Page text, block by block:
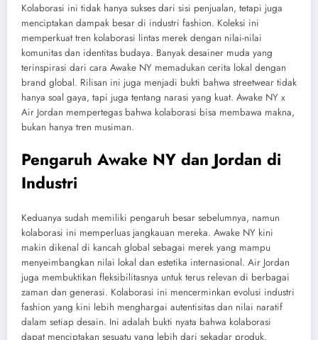
Kolaborasi ini tidak hanya sukses dari sisi penjualan, tetapi juga
menciptakan dampak besar di industri fashion. Koleksi ini
memperkuat tren kolaborasi lintas merek dengan nilai-nilai
komunitas dan identitas budaya. Banyak desainer muda yang
terinspirasi dari cara Awake NY memadukan cerita lokal dengan
brand global. Rilisan ini juga menjadi bukti bahwa streetwear tidak
hanya soal gaya, tapi juga tentang narasi yang kuat. Awake NY x
Air Jordan mempertegas bahwa kolaborasi bisa membawa makna,
bukan hanya tren musiman.
Pengaruh Awake NY dan Jordan di
Industri
Keduanya sudah memiliki pengaruh besar sebelumnya, namun
kolaborasi ini memperluas jangkauan mereka. Awake NY kini
makin dikenal di kancah global sebagai merek yang mampu
menyeimbangkan nilai lokal dan estetika internasional. Air Jordan
juga membuktikan fleksibilitasnya untuk terus relevan di berbagai
zaman dan generasi. Kolaborasi ini mencerminkan evolusi industri
fashion yang kini lebih menghargai autentisitas dan nilai naratif
dalam setiap desain. Ini adalah bukti nyata bahwa kolaborasi
dapat menciptakan sesuatu yang lebih dari sekadar produk.